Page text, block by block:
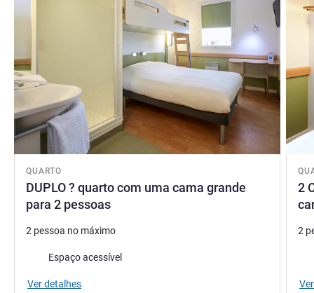
QUARTO
DUPLO ? quarto com uma cama grande
para 2 pessoas
2 pessoa no máximo
Espaço acessível
Ver detalhes
2
2